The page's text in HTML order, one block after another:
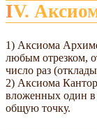
IV.
1) Аксиома
любым отрезком,
число раз
2) Аксиома
вложенных один в
общую точку.